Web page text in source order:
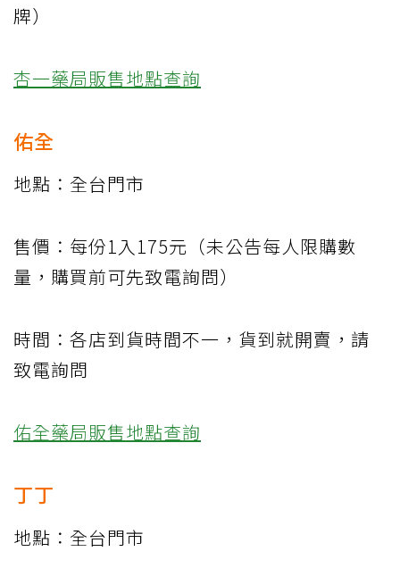
牌）
杏一藥局販售地點查詢
佑全
地點：全台門市
售價：每份1入175元（未公告每人限購數
量，購買前可先致電詢問）
時間：各店到貨時間不一，貨到就開賣，請
致電詢問
佑全藥局販售地點查詢
丁丁
地點：全台門市